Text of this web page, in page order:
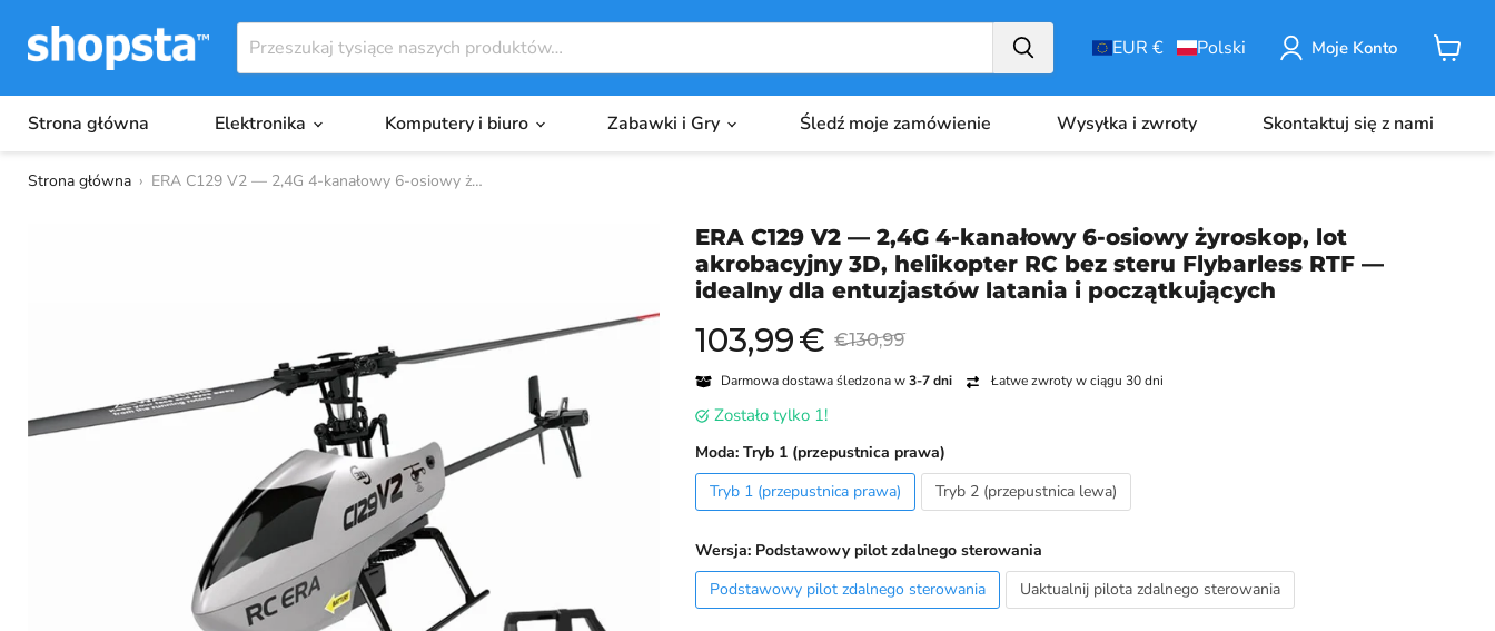
EUR € Polski Moje Konto
Strona główna Elektronika Komputery i biuro Zabawki i Gry Śledź moje zamówienie Wysyłka i zwroty Skontaktuj się z nami
Strona główna › ERA C129 V2 — 2,4G 4-kanałowy 6-osiowy żyr...
ERA C129 V2 — 2,4G 4-kanałowy 6-osiowy żyroskop, lot
akrobacyjny 3D, helikopter RC bez steru Flybarless RTF —
idealny dla entuzjastów latania i początkujących
Aktualna cena
103,99€ Cena oryginalna
€130,99
Darmowa dostawa śledzona w3-7 dni Łatwe zwroty w ciągu 30 dni
Zostało tylko 1!
Moda:Tryb 1 (przepustnica prawa)
Tryb 1 (przepustnica prawa)
Tryb 2 (przepustnica lewa)
Wersja: Podstawowy pilot zdalnego sterowania
Podstawowy pilot zdalnego sterowania
Uaktualnij pilota zdalnego sterowania